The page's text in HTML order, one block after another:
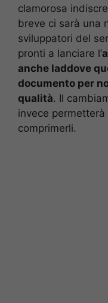
clamorosa
breve ci sarà una
sviluppatori del
pronti a lanciare l’
anche laddove
documento per
qualità. Il
invece
comprimerli.